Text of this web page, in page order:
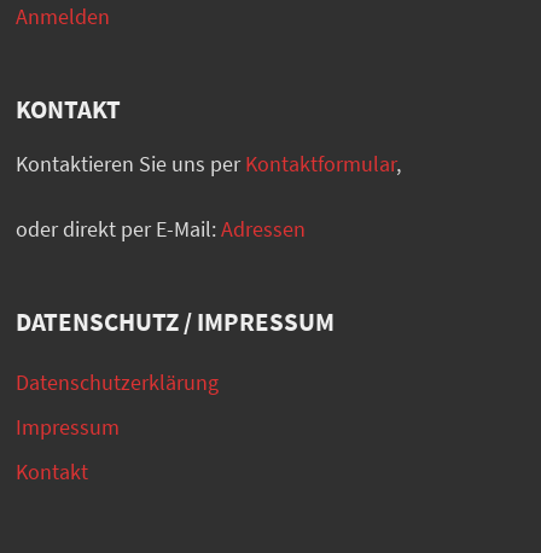
Anmelden
KONTAKT
Kontaktieren Sie uns perKontaktformular,
oder direkt per E-Mail:Adressen
DATENSCHUTZ / IMPRESSUM
Datenschutzerklärung
Impressum
Kontakt